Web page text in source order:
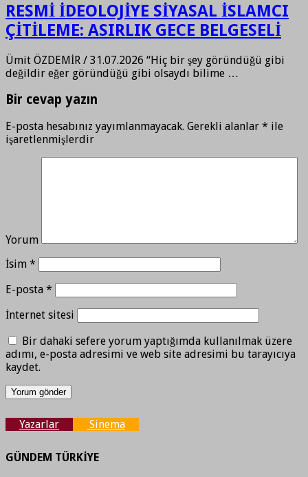
RESMİ İDEOLOJİYE SİYASAL İSLAMCI
ÇİTİLEME: ASIRLIK GECE BELGESELİ
Ümit ÖZDEMİR / 31.07.2026 “Hiç bir şey göründüğü gibi
değildir eğer göründüğü gibi olsaydı bilime …
Bir cevap yazın
E-posta hesabınız yayımlanmayacak. Gerekli alanlar * ile
işaretlenmişlerdir
Yorum
İsim *
E-posta *
İnternet sitesi
Bir dahaki sefere yorum yaptığımda kullanılmak üzere
adımı, e-posta adresimi ve web site adresimi bu tarayıcıya
kaydet.
Yazarlar Sinema
GÜNDEM TÜRKİYE